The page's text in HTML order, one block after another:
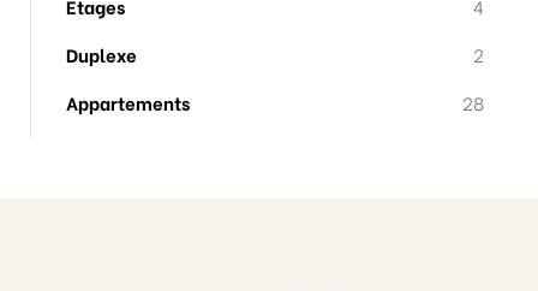
Etages
4
Duplexe
2
Appartements
28